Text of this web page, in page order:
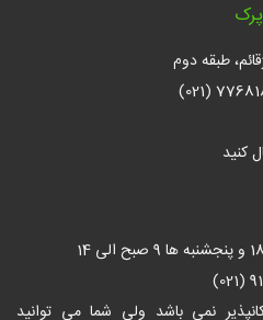
طبقه دوم
کنید
نمی باشد ولی شما می توانید